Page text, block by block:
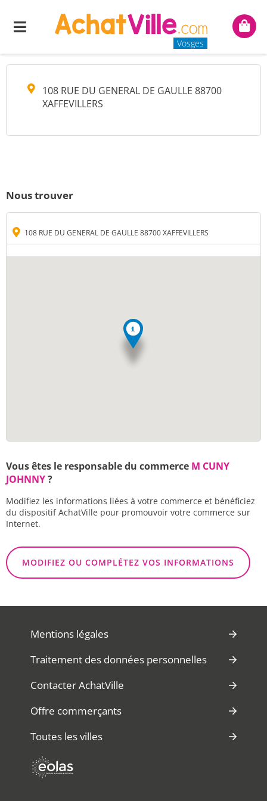
Menu
Vosges
Mon
M CUNY JOHNNY
108 RUE DU GENERAL DE GAULLE 88700
XAFFEVILLERS
Nous trouver
108 RUE DU GENERAL DE GAULLE 88700 XAFFEVILLERS
Vous êtes le responsable du commerce M CUNY
JOHNNY?
Modifiez les informations liées à votre commerce et bénéficiez
du dispositif AchatVille pour promouvoir votre commerce sur
Internet.
MODIFIEZ OU COMPLÉTEZ VOS INFORMATIONS
Mentions légales
Traitement des données personnelles
Contacter AchatVille
Offre commerçants
Toutes les villes